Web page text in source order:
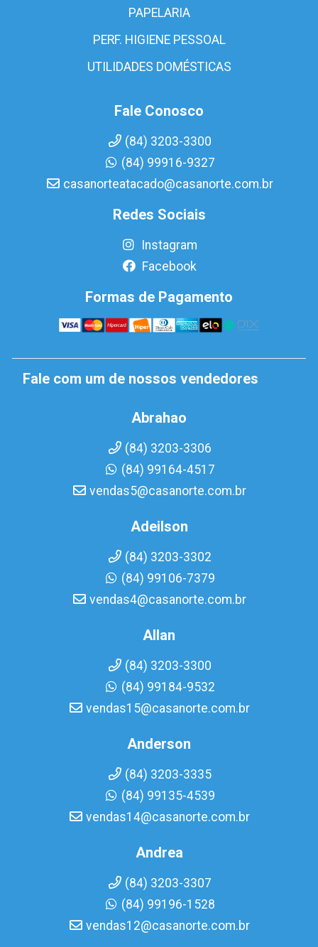
PAPELARIA
PERF. HIGIENE PESSOAL
UTILIDADES DOMÉSTICAS
Fale Conosco
(84) 3203-3300
(84) 99916-9327
casanorteatacado@casanorte.com.br
Redes Sociais
Instagram
Facebook
Formas de Pagamento
Fale com um de nossos vendedores
Abrahao
(84) 3203-3306
(84) 99164-4517
vendas5@casanorte.com.br
Adeilson
(84) 3203-3302
(84) 99106-7379
vendas4@casanorte.com.br
Allan
(84) 3203-3300
(84) 99184-9532
vendas15@casanorte.com.br
Anderson
(84) 3203-3335
(84) 99135-4539
vendas14@casanorte.com.br
Andrea
(84) 3203-3307
(84) 99196-1528
vendas12@casanorte.com.br